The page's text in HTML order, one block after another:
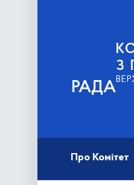
РАДА
З
Про Комітет